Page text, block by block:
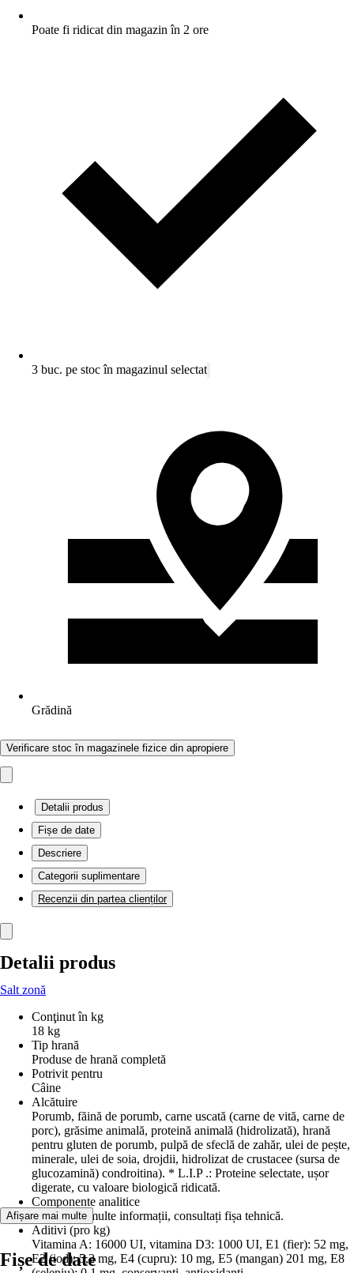
Poate fi ridicat din magazin în 2 ore
3 buc. pe stoc în magazinul selectat
Grădină
Verificare stoc în magazinele fizice din apropiere
Detalii produs
Fișe de date
Descriere
Categorii suplimentare
Recenzii din partea clienților
Detalii produs
Salt zonă
Conţinut în kg
18 kg
Tip hrană
Produse de hrană completă
Potrivit pentru
Câine
Alcătuire
Porumb, făină de porumb, carne uscată (carne de vită, carne de
porc), grăsime animală, proteină animală (hidrolizată), hrană
pentru gluten de porumb, pulpă de sfeclă de zahăr, ulei de pește,
minerale, ulei de soia, drojdii, hidrolizat de crustacee (sursa de
glucozamină) condroitina). * L.I.P .: Proteine selectate, ușor
digerate, cu valoare biologică ridicată.
Componente analitice
Pentru mai multe informații, consultați fișa tehnică.
Aditivi (pro kg)
Vitamina A: 16000 UI, vitamina D3: 1000 UI, E1 (fier): 52 mg,
E2 (iod): 5,2 mg, E4 (cupru): 10 mg, E5 (mangan) 201 mg, E8
Afișare mai multe
Fișe de date